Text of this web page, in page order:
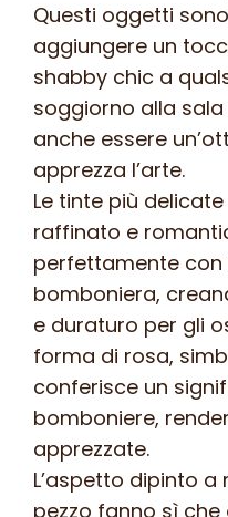
Questi oggetti
aggiungere un
shabby chic a
soggiorno alla
anche essere
apprezza l’arte.
Le tinte più
raffinato e
perfettamente
bomboniera,
e duraturo per gli
forma di rosa,
conferisce un
bomboniere,
apprezzate.
L’aspetto dipinto a
pezzo fanno sì